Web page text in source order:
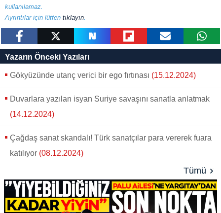
kullanılamaz.
Ayrıntılar için lütfen tıklayın
Yazarın Önceki Yazıları
Gökyüzünde utanç verici bir ego fırtınası (15.12.2024)
Duvarlara yazılan isyan Suriye savaşını sanatla anlatmak
(14.12.2024)
Çağdaş sanat skandalı! Türk sanatçılar para vererek fuara
katılıyor (08.12.2024)
Tümü